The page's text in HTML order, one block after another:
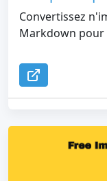
Convertissez
Markdown pour